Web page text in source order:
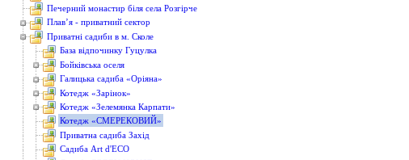
Печерний монастир біля села Розгірче
Плав’я - приватний сектор
Приватні садиби в м. Сколе
База відпочинку Гуцулка
Бойківська оселя
Галицька садиба «Оріяна»
Котедж «Зарінок»
Котедж «Зелемянка Карпати»
Котедж «СМЕРЕКОВИЙ»
Приватна садиба Захід
Садиба Art d'ECO